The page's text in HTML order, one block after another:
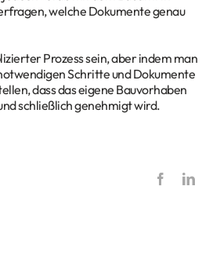
welche Dokumente genau
Prozess sein, aber indem man
Schritte und Dokumente
dass das eigene Bauvorhaben
schließlich genehmigt wird.